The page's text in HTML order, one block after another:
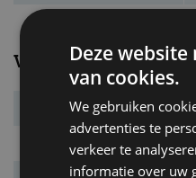
Verbruik
Verbr. gecomb.
CO₂-emissie
Deze
van cookies.
We gebruiken
advertenties te
verkeer te
informatie over uw